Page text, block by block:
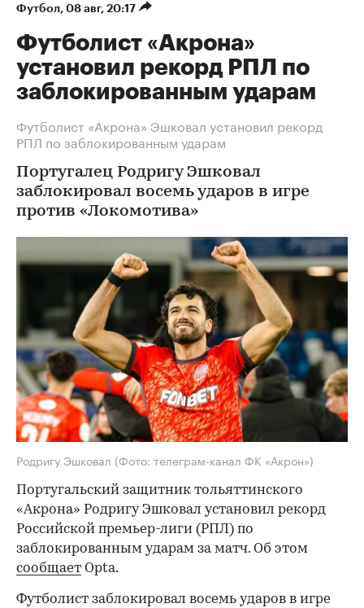
Футбол⁠, 08 авг, 20:17
Футболист «Акрона»
установил рекорд РПЛ по
заблокированным ударам
Футболист «Акрона» Эшковал установил рекорд
РПЛ по заблокированным ударам
Португалец Родригу Эшковал
заблокировал восемь ударов в игре
против «Локомотива»
Родригу Эшковал (Фото: телеграм-канал ФК «Акрон»)
Португальский защитник тольяттинского
«Акрона» Родригу Эшковал установил рекорд
Российской премьер-лиги (РПЛ) по
заблокированным ударам за матч. Об этом
сообщает Opta.
Футболист заблокировал восемь ударов в игре